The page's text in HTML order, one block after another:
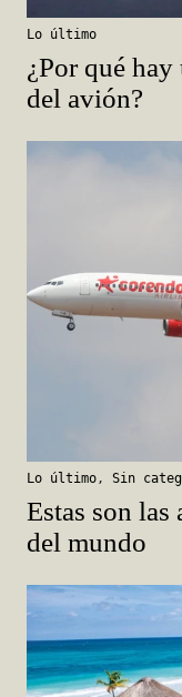
Lo último
¿Por qué
del avión?
Lo último , Sin
Estas son las
del mundo